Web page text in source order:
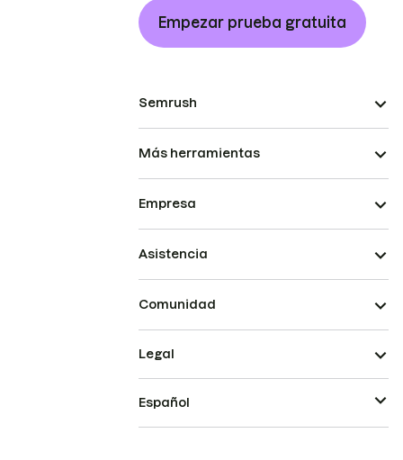
Empezar prueba gratuita
Semrush
Más herramientas
Empresa
Asistencia
Comunidad
Legal
Español